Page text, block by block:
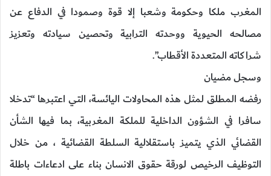
المغرب ملكا وحكومة وشعبا إلا قوة وصمودا في الدفاع عن
مصالحه الحيوية ووحدته الترابية وتحصين سيادته وتعزيز
شراكاته المتعددة الأقطاب”.
وسجل مضيان
رفضه المطلق لمثل هذه المحاولات اليائسة، التي اعتبرها “تدخلا
سافرا في الشؤون الداخلية للملكة المغربية، بما فيها الشأن
القضائي الذي يتميز باستقلالية السلطة القضائية ، من خلال
التوظيف الرخيص لورقة حقوق الانسان بناء على ادعاءات باطلة